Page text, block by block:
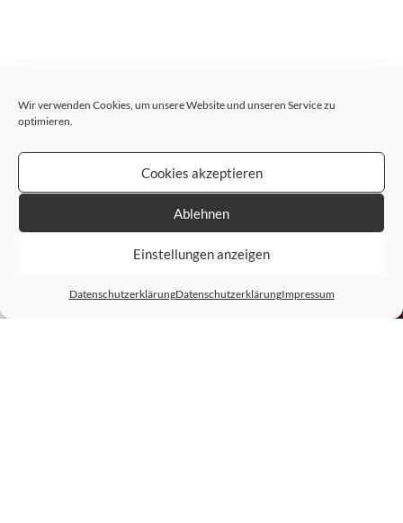
Wir verwenden Cookies, um unsere Website und unseren Service zu
optimieren.
Cookies akzeptieren
Ablehnen
Einstellungen anzeigen
DatenschutzerklärungDatenschutzerklärungImpressum